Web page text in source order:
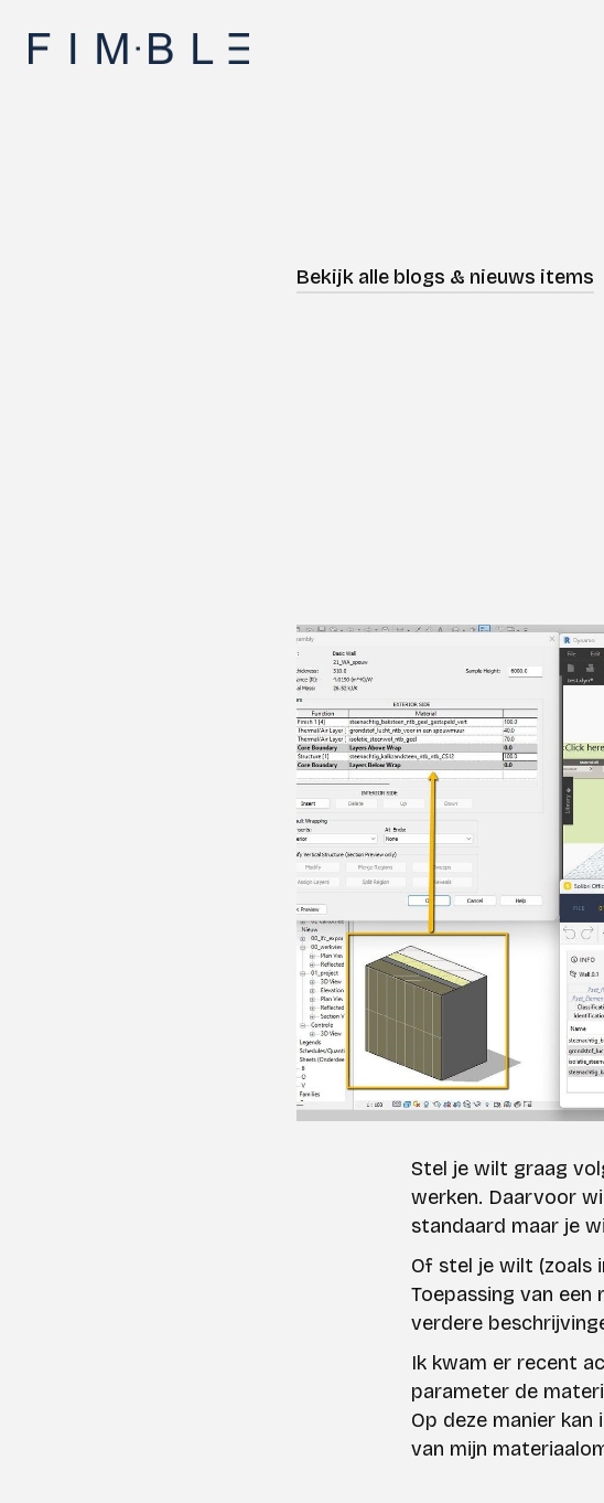
Bekijk alle blogs & nieuws items
Stel je wilt graag
werken. Daarvoor
standaard maar je
Of stel je wilt (zoals
Toepassing van
verdere
Ik kwam er recent
parameter de
Op deze manier
van mijn